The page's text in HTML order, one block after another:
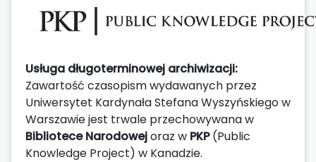
Usługa długoterminowej archiwizacji:
Zawartość czasopism wydawanych przez
Uniwersytet Kardynała Stefana Wyszyńskiego w
Warszawie jest trwale przechowywana w
Bibliotece Narodowejoraz w PKP(Public
Knowledge Project) w Kanadzie.